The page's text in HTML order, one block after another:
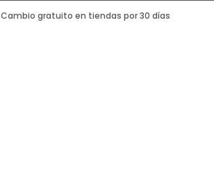
Cambio gratuito en tiendas por 30 días